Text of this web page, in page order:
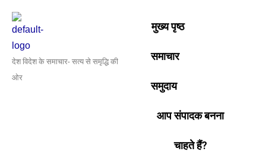
content
देश विदेश के समाचार- सत्य से समृद्धि की
ओर
मुख्य पृष्ठ
समाचार
समुदाय
आप संपादक बनना
चाहते हैं?
navigation